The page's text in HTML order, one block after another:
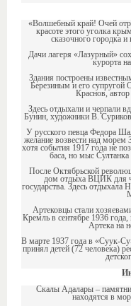
«Волшебный край! Очей
красоте этого уголка
сказочного городка
Дачи лагеря «Лазурный»
курорта
Здания построены
Березиным и его
Краснов,
Здесь отдыхали и черпали
Бунин, художники В.
У русского певца Федора
желание возвести над морем
хотя события 1917 года не
баса, но мыс
После Октябрьской
дом отдыха ВЦИК для
государства. Здесь отдыхала
Артековцы стали
Кремль в сентябре 1936
Артека на
В марте 1937 года в «Суук-
принял детей (72 человека)
Скалы Адалары –
находятся в